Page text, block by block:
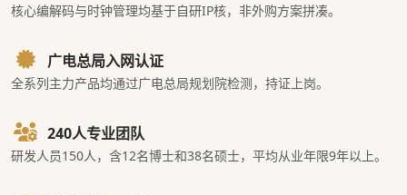
核心编解码与时钟管理均基于自研IP核，非外购方案拼凑。
广电总局入网认证
全系列主力产品均通过广电总局规划院检测，持证上岗。
240人专业团队
研发人员150人，含12名博士和38名硕士，平均从业年限9年以上。